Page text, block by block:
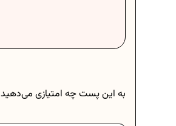
به این پست چه امتیازی می‌دهید